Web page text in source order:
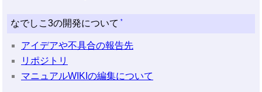
なでしこ3の開発について *
アイデアや不具合の報告先
リポジトリ
マニュアルWIKIの編集について